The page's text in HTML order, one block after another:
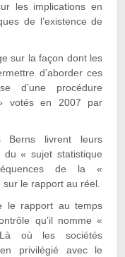
les implications en
de l’existence de
sur la façon dont les
d’aborder ces
d’une procédure
votés en 2007 par
Berns livrent leurs
du « sujet statistique
de la «
le rapport au réel.
le rapport au temps
qu’il nomme «
où les sociétés
privilégié avec le